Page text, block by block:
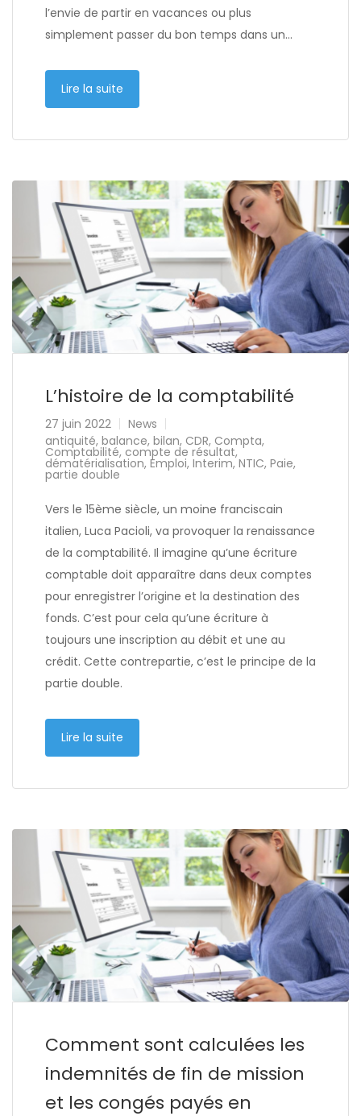
l’envie de partir en vacances ou plus
simplement passer du bon temps dans un…
Lire la suite
L’histoire de la comptabilité
27 juin 2022
News
antiquité, balance, bilan, CDR, Compta,
Comptabilité, compte de résultat,
dématérialisation, Emploi, Interim,NTIC, Paie,
partie double
Vers le 15ème siècle, un moine franciscain
italien, Luca Pacioli, va provoquer la renaissance
de la comptabilité. Il imagine qu’une écriture
comptable doit apparaître dans deux comptes
pour enregistrer l’origine et la destination des
fonds. C’est pour cela qu’une écriture à
toujours une inscription au débit et une au
crédit. Cette contrepartie, c’est le principe de la
partie double.
Lire la suite
Comment sont calculées les
indemnités de fin de mission
et les congés payés en